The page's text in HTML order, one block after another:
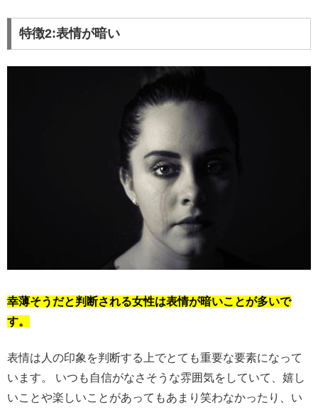
特徴2:表情が暗い
幸薄そうだと判断される女性は表情が暗いことが多いで
す。
表情は人の印象を判断する上でとても重要な要素になって
います。 いつも自信がなさそうな雰囲気をしていて、嬉し
いことや楽しいことがあってもあまり笑わなかったり、い